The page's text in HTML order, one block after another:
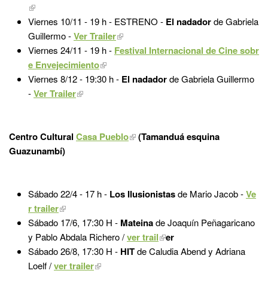
Viernes 10/11 - 19 h - ESTRENO - El nadadorde Gabriela
Guillermo -Ver Trailer
Viernes 24/11 - 19 h - Festival Internacional de Cine sobr
e Envejecimiento
Viernes 8/12 - 19:30 h - El nadadorde Gabriela Guillermo
-Ver Trailer
Centro Cultural Casa Pueblo
(Tamanduá esquina
Guazunambí)
Sábado 22/4 - 17 h - Los Ilusionistasde Mario Jacob -Ve
r trailer
Sábado 17/6, 17:30 H - MateinadeJoaquín Peñagaricano
y Pablo Abdala Richero /ver trail er
Sábado 26/8, 17:30 H - HITdeCaludia Abend y Adriana
Loelf /ver trailer